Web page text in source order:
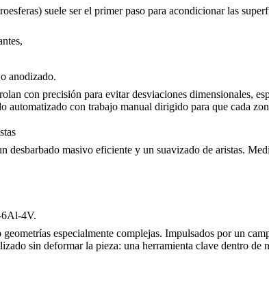
suele ser el primer paso para acondicionar las
anodizado.
con precisión para evitar desviaciones dimensionales,
con trabajo manual dirigido para que cada
masivo eficiente y un suavizado de aristas.
4V.
especialmente complejas. Impulsados por un
sin deformar la pieza: una herramienta clave dentro de